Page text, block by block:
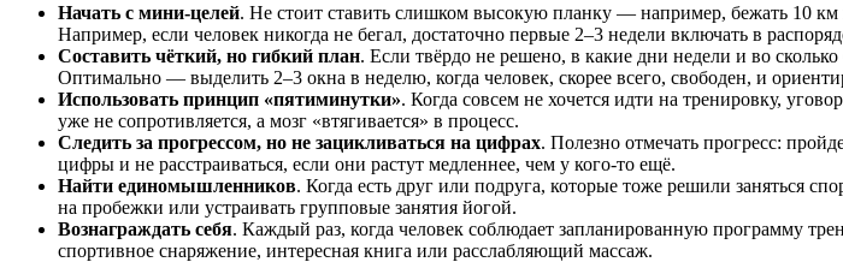
Начать с мини-целей. Не стоит ставить слишком высокую планку — например, бежать 10 км
Например, если человек никогда не бегал, достаточно первые 2–3 недели включать в
Составить чёткий, но гибкий план. Если твёрдо не решено, в какие дни недели и во
Оптимально — выделить 2–3 окна в неделю, когда человек, скорее всего, свободен, и
Использовать принцип «пятиминутки». Когда совсем не хочется идти на тренировку,
уже не сопротивляется, а мозг «втягивается» в процесс.
Следить за прогрессом, но не зацикливаться на цифрах. Полезно отмечать прогресс:
цифры и не расстраиваться, если они растут медленнее, чем у кого-то ещё.
Найти единомышленников. Когда есть друг или подруга, которые тоже решили заняться
на пробежки или устраивать групповые занятия йогой.
Вознаграждать себя. Каждый раз, когда человек соблюдает запланированную программу
спортивное снаряжение, интересная книга или расслабляющий массаж.